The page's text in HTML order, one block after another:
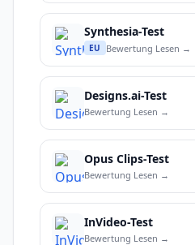
Synthesia-Test
EU Bewertung Lesen →
Designs.ai-Test
Bewertung Lesen →
Opus Clips-Test
Bewertung Lesen →
InVideo-Test
Bewertung Lesen →